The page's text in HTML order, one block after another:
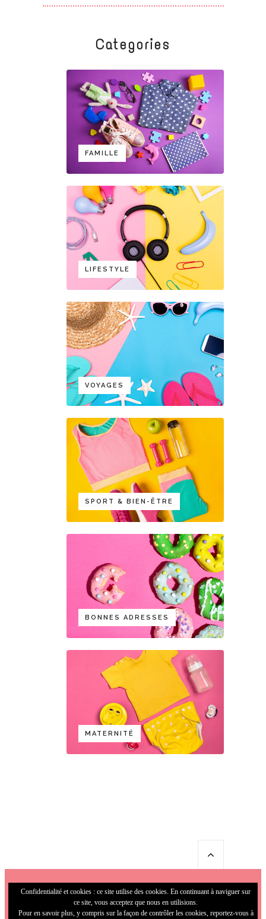
Categories
FAMILLE
LIFESTYLE
VOYAGES
SPORT & BIEN-ÊTRE
BONNES ADRESSES
MATERNITÉ
Confidentialité et cookies : ce site utilise des cookies. En continuant à naviguer sur
ce site, vous acceptez que nous en utilisions.
Pour en savoir plus, y compris sur la façon de contrôler les cookies, reportez-vous à